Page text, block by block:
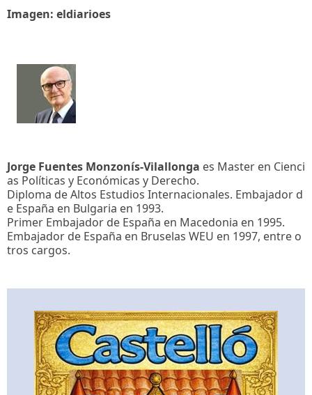
Imagen: eldiarioes
Jorge Fuentes Monzonís-Vilallonga es Master en Cienci
as Políticas y Económicas y Derecho.
Diploma de Altos Estudios Internacionales. Embajador d
e España en Bulgaria en 1993.
Primer Embajador de España en Macedonia en 1995.
Embajador de España en Bruselas WEU en 1997, entre o
tros cargos.